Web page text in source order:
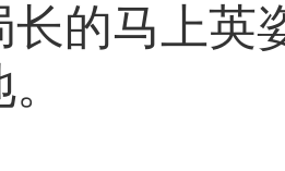
长的马上英